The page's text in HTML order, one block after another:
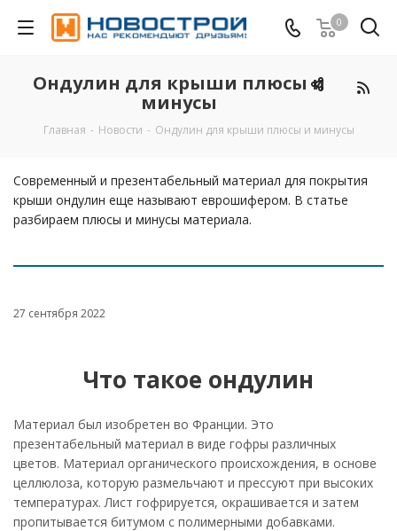
0
Ондулин для крыши плюсы и
минусы
Главная - Новости - Ондулин для крыши плюсы и минусы
Современный и презентабельный материал для покрытия
крыши ондулин еще называют еврошифером. В статье
разбираем плюсы и минусы материала.
27 сентября 2022
Что такое ондулин
Материал был изобретен во Франции. Это
презентабельный материал в виде гофры различных
цветов. Материал органического происхождения, в основе
целлюлоза, которую размельчают и прессуют при высоких
температурах. Лист гофрируется, окрашивается и затем
пропитывается битумом с полимерными добавками.